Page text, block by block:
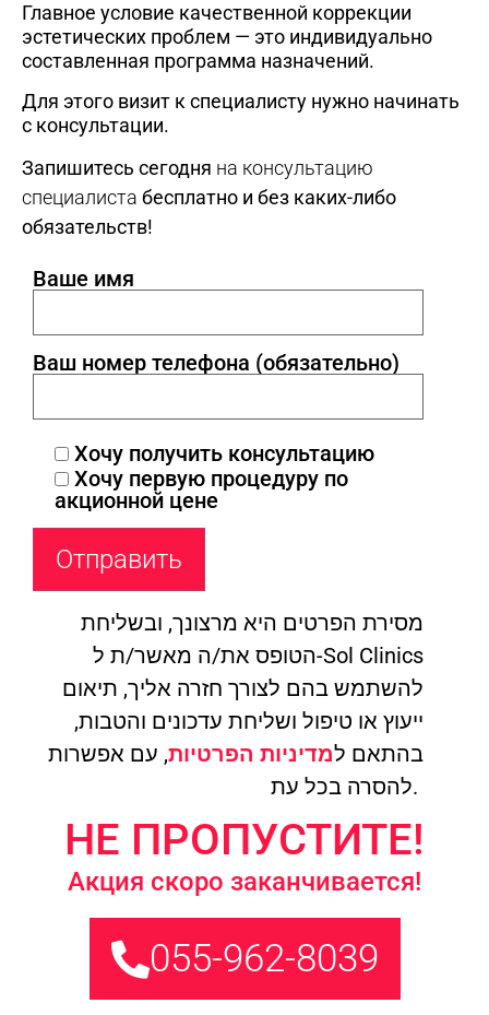
Главное условие качественной коррекции
эстетических проблем — это индивидуально
составленная программа назначений.
Для этого визит к специалисту нужно начинать
с консультации.
Запишитесь сегодня на консультацию
специалиста бесплатно и без каких-либо
обязательств!
Ваше имя
Ваш номер телефона (обязательно)
Хочу получить консультацию
Хочу первую процедуру по
акционной цене
מסירת הפרטים היא מרצונך, ובשליחת
הטופס את/ה מאשר/ת ל-Sol Clinics
להשתמש בהם לצורך חזרה אליך, תיאום
ייעוץ או טיפול ושליחת עדכונים והטבות,
בהתאם למדיניות הפרטיות, עם אפשרות
להסרה בכל עת.
НЕ ПРОПУСТИТЕ!
Акция скоро заканчивается!
055-962-8039